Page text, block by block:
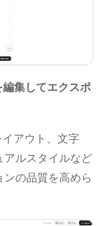
集してエクスポ
アウト、文字
アルスタイルなど
の品質を高めら